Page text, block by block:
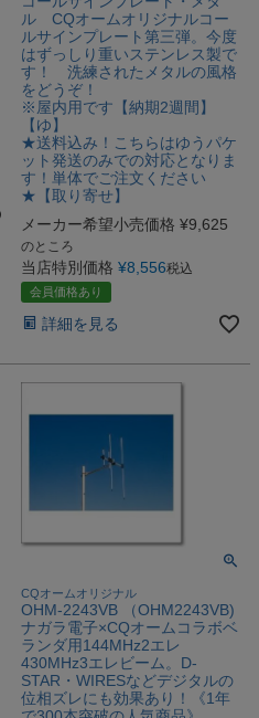
ル CQオームオリジナルコー
ルサインプレート第三弾。今度
はずっしり重いステンレス製で
す！ 洗練されたメタルの風格
をどうぞ！
※屋内用です【納期2週間】
【ゆ】
★送料込み！こちらはゆうパケ
ット発送のみでの対応となりま
す！単体でご注文ください
★【取り寄せ】
メーカー希望小売価格 ¥9,625
のところ
当店特別価格 ¥8,556税込
会員価格あり
詳細を見る
CQオームオリジナル
OHM-2243VB （OHM2243VB)
ナガラ電子×CQオームコラボベ
ランダ用144MHz2エレ
430MHz3エレビーム。D-
STAR・WIRESなどデジタルの
位相ズレにも効果あり！《1年